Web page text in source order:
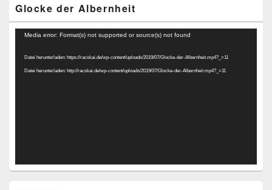
Glocke der Albernheit
Video-
Media error: Format(s) not supported or source(s) not found
Datei herunterladen: https://racskai.de/wp-content/uploads/2019/07/Glocke-der-Albernheit.mp4?_=11
Datei herunterladen: http://racskai.de/wp-content/uploads/2019/07/Glocke-der-Albernheit.mp4?_=11